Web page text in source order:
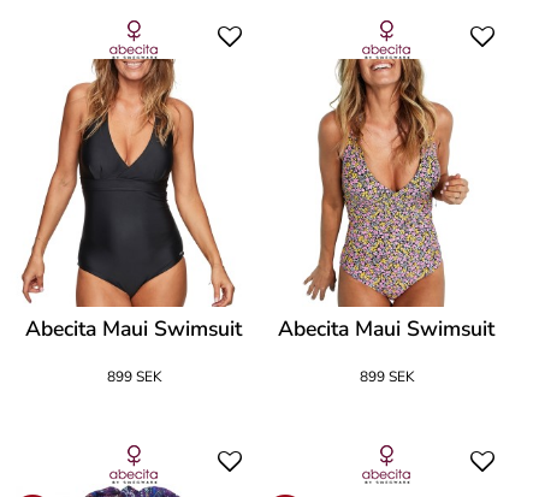
Abecita Maui Swimsuit
899 SEK
Abecita Maui Swimsuit
899 SEK